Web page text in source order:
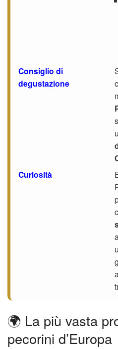
Consiglio di
degustazione
Curiosità
🌍 La più vasta
pecorini d’Europa